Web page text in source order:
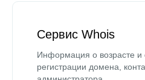
Сервис Whois
Информация о возрасте и
регистрации домена,